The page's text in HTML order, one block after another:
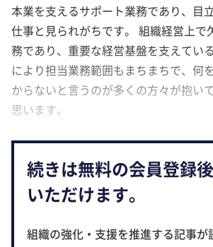
本業を支えるサポート業務であり、目
仕事と見られがちです。 組織経営上で
務であり、重要な経営基盤を支えてい
により担当業務範囲もまちまちで、何
からないと言うのが多くの方々が抱い
思います。
続きは無料の会員登録
いただけます。
組織の強化・支援を推進する記事が